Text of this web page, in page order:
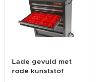
Lade gevuld met
rode kunststof